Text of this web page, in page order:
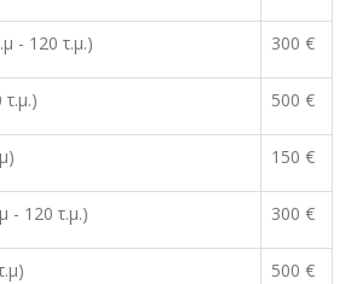
- 120 τ.μ.) 300 €
500 €
150 €
- 120 τ.μ.) 300 €
500 €